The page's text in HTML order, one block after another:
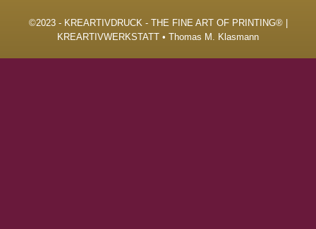
©2023 - KREARTIVDRUCK - THE FINE ART OF PRINTING® |
KREARTIVWERKSTATT • Thomas M. Klasmann